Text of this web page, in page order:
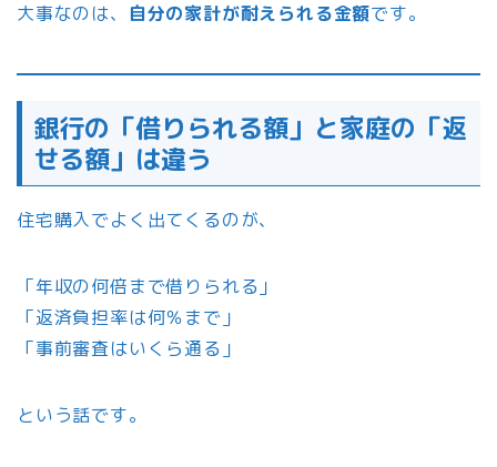
大事なのは、 自分の家計が耐えられる金額です。
銀行の「借りられる額」と家庭の「返
せる額」は違う
住宅購入でよく出てくるのが、
「年収の何倍まで借りられる」
「返済負担率は何％まで」
「事前審査はいくら通る」
という話です。